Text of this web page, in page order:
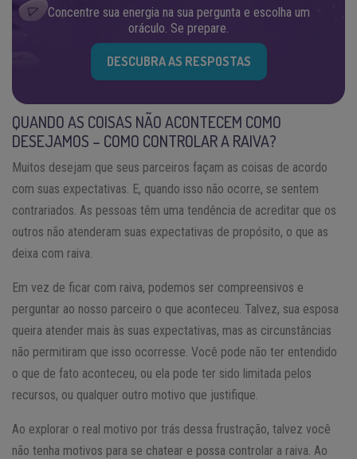
Concentre sua energia na sua pergunta e escolha um
oráculo. Se prepare.
DESCUBRA AS RESPOSTAS
QUANDO AS COISAS NÃO ACONTECEM COMO
DESEJAMOS – COMO CONTROLAR A RAIVA?
Muitos desejam que seus parceiros façam as coisas de acordo
com suas expectativas. E, quando isso não ocorre, se sentem
contrariados. As pessoas têm uma tendência de acreditar que os
outros não atenderam suas expectativas de propósito, o que as
deixa com raiva.
Em vez de ficar com raiva, podemos ser compreensivos e
perguntar ao nosso parceiro o que aconteceu. Talvez, sua esposa
queira atender mais às suas expectativas, mas as circunstâncias
não permitiram que isso ocorresse. Você pode não ter entendido
o que de fato aconteceu, ou ela pode ter sido limitada pelos
recursos, ou qualquer outro motivo que justifique.
Ao explorar o real motivo por trás dessa frustração, talvez você
não tenha motivos para se chatear e possa controlar a raiva. Ao